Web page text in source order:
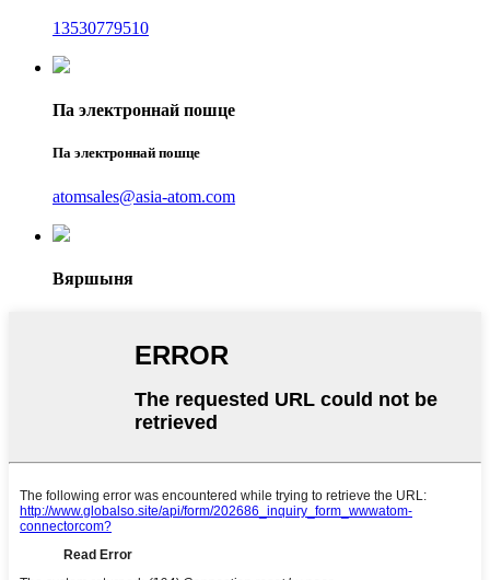
13530779510
Па электроннай пошце
Па электроннай пошце
atomsales@asia-atom.com
Вяршыня